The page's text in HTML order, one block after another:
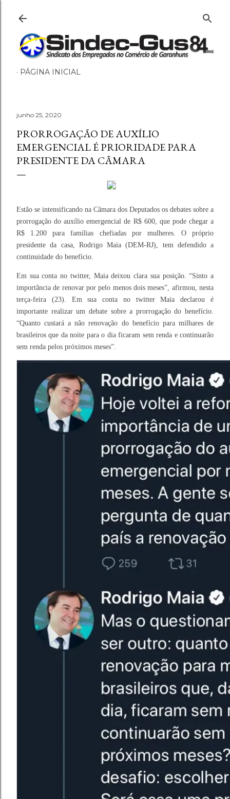
Pular para o conteúdo
PÁGINA INICIAL
junho 25, 2020
PRORROGAÇÃO DE AUXÍLIO
EMERGENCIAL É PRIORIDADE PARA
PRESIDENTE DA CÂMARA
Estão se intensificando na Câmara dos Deputados os debates sobre a
prorrogação do auxílio emergencial de R$ 600, que pode chegar a
R$ 1.200 para famílias chefiadas por mulheres. O próprio
presidente da casa, Rodrigo Maia (DEM-RJ), tem defendido a
continuidade do benefício.
Em sua conta no twitter, Maia deixou clara sua posição. “Sinto a
importância de renovar por pelo menos dois meses”, afirmou, nesta
terça-feira (23). Em sua conta no twitter Maia declarou é
importante realizar um debate sobre a prorrogação do benefício.
“Quanto custará a não renovação do benefício para milhares de
brasileiros que da noite para o dia ficaram sem renda e continuarão
sem renda pelos próximos meses”.